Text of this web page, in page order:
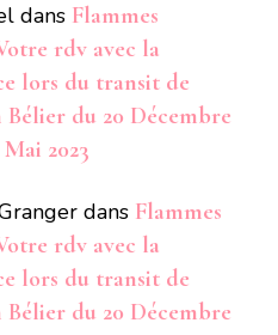
dans Flammes
rdv avec la
lors du transit de
Bélier du 20 Décembre
Mai 2023
dans Flammes
rdv avec la
lors du transit de
Bélier du 20 Décembre